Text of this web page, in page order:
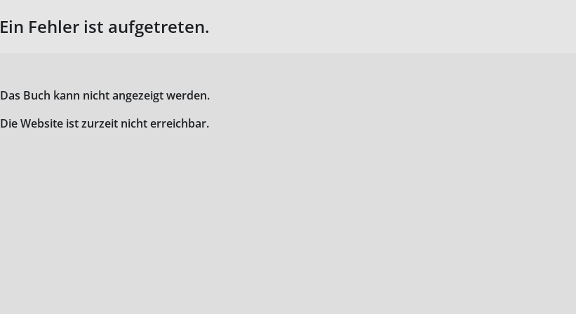
Ein Fehler ist aufgetreten.
Das Buch kann nicht angezeigt werden.
Die Website ist zurzeit nicht erreichbar.